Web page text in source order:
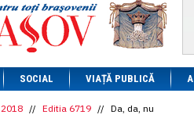
1 XAU= 464.4611
1 AED= 1.1933
1 AUD= 2.7957
1 BGN= 2.5449
1 CAD= 3.1559
1 CHF= 5.2813
1 CNY= 0.6015
SOCIAL VIAȚĂ PUBLICĂ
2018 // Editia 6719 // Da, da, nu